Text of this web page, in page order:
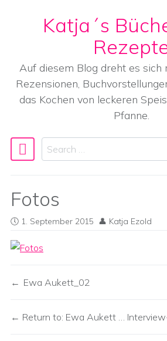
Skip to content
Katja´s
Auf diesem Blog dreht es sich
Rezensionen,
das Kochen von leckeren
Pfanne.
Main Navigation
Search
Fotos
1. September 2015 Katja Ezold
Ewa Aukett_02
Return to: Ewa Aukett …